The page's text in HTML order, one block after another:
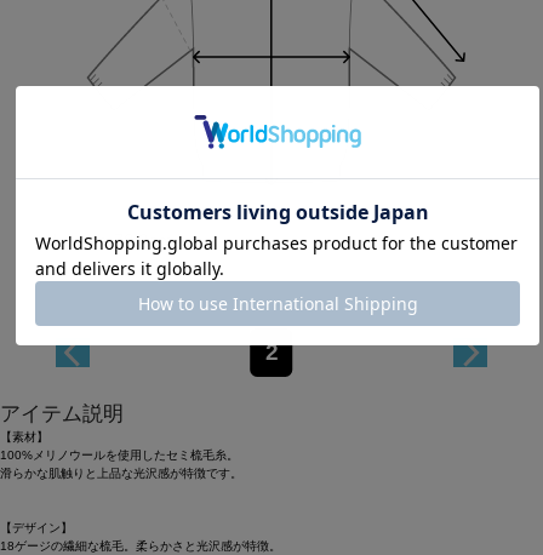
Length 70.3cm
2
アイテム説明
【素材】
100%メリノウールを使用したセミ梳毛糸。
滑らかな肌触りと上品な光沢感が特徴です。
【デザイン】
18ゲージの繊細な梳毛。柔らかさと光沢感が特徴。